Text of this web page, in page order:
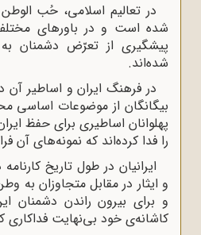
در تعالیم اسلامی، حُب
شده است و در باورهای
پیشگیری از تعرّض دشمنان
شده‌اند.
در فرهنگ ایران و اساطیر آن
بیگانگان از موضوعات اساسی
پهلوانان اساطیری برای حفظ
را فدا کرده‌اند که نمونه‌‌های آن
ایرانیان در طول تاریخ
و ایثار در مقابل متجاوزان به
و برای بیرون راندن دشمنان
کاشانه‌ی خود بی‌نهایت فداکاری